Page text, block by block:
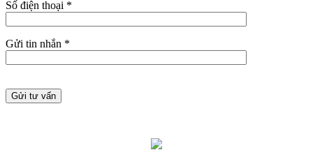
Số điện thoại *
Gửi tin nhắn *